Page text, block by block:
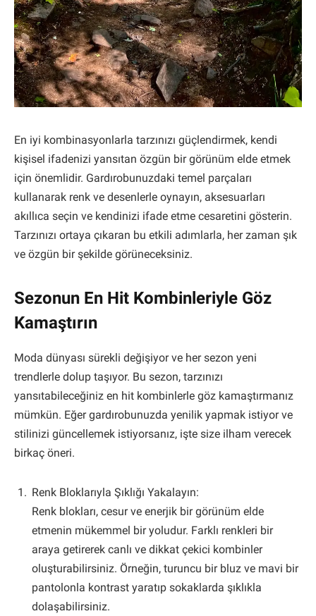
En iyi kombinasyonlarla tarzınızı güçlendirmek, kendi
kişisel ifadenizi yansıtan özgün bir görünüm elde etmek
için önemlidir. Gardırobunuzdaki temel parçaları
kullanarak renk ve desenlerle oynayın, aksesuarları
akıllıca seçin ve kendinizi ifade etme cesaretini gösterin.
Tarzınızı ortaya çıkaran bu etkili adımlarla, her zaman şık
ve özgün bir şekilde görüneceksiniz.
Sezonun En Hit Kombinleriyle Göz
Kamaştırın
Moda dünyası sürekli değişiyor ve her sezon yeni
trendlerle dolup taşıyor. Bu sezon, tarzınızı
yansıtabileceğiniz en hit kombinlerle göz kamaştırmanız
mümkün. Eğer gardırobunuzda yenilik yapmak istiyor ve
stilinizi güncellemek istiyorsanız, işte size ilham verecek
birkaç öneri.
Renk Bloklarıyla Şıklığı Yakalayın:
Renk blokları, cesur ve enerjik bir görünüm elde
etmenin mükemmel bir yoludur. Farklı renkleri bir
araya getirerek canlı ve dikkat çekici kombinler
oluşturabilirsiniz. Örneğin, turuncu bir bluz ve mavi bir
pantolonla kontrast yaratıp sokaklarda şıklıkla
dolaşabilirsiniz.